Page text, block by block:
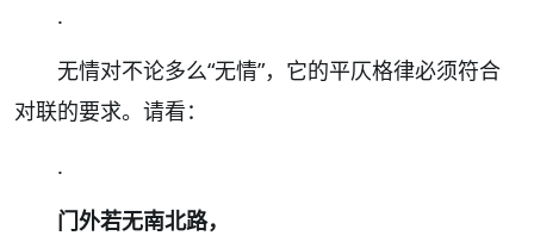
.
无情对不论多么“无情”，它的平仄格律必须符合
对联的要求。请看：
.
门外若无南北路，